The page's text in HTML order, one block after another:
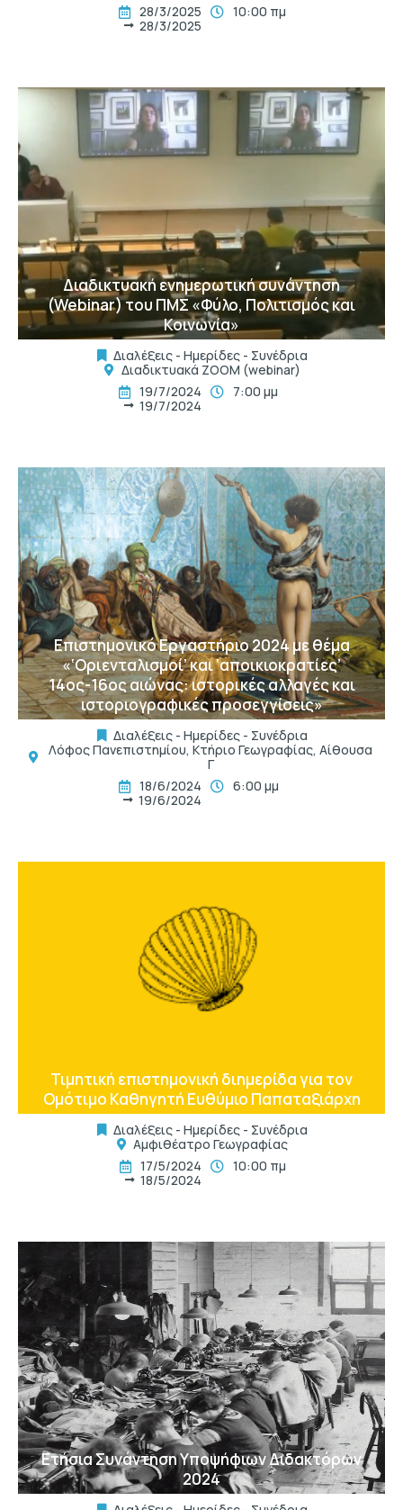
28/3/2025
28/3/2025
10:00 πμ
t
Διαδικτυακή ενημερωτική συνάντηση
(Webinar) του ΠΜΣ «Φύλο, Πολιτισμός και
Κοινωνία»
Διαλέξεις - Ημερίδες - Συνέδρια
Διαδικτυακά ΖΟΟΜ (webinar)
19/7/2024
19/7/2024
7:00 μμ
t
Επιστημονικό Εργαστήριο 2024 με θέμα
«‘Οριενταλισμοί’ και ‘αποικιοκρατίες’
14ος-16ος αιώνας: ιστορικές αλλαγές και
ιστοριογραφικές προσεγγίσεις»
Διαλέξεις - Ημερίδες - Συνέδρια
Λόφος Πανεπιστημίου, Κτήριο Γεωγραφίας, Αίθουσα
Γ
18/6/2024
19/6/2024
6:00 μμ
t
Τιμητική επιστημονική διημερίδα για τον
Ομότιμο Καθηγητή Ευθύμιο Παπαταξιάρχη
Διαλέξεις - Ημερίδες - Συνέδρια
Αμφιθέατρο Γεωγραφίας
17/5/2024
18/5/2024
10:00 πμ
t
Ετήσια Συνάντηση Υποψήφιων Διδακτόρων
2024